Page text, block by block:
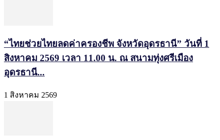
“ไทยช่วยไทยลดค่าครองชีพ จังหวัดอุดรธานี” วันที่ 1
สิงหาคม 2569 เวลา 11.00 น. ณ สนามทุ่งศรีเมือง
อุดรธานี...
1 สิงหาคม 2569